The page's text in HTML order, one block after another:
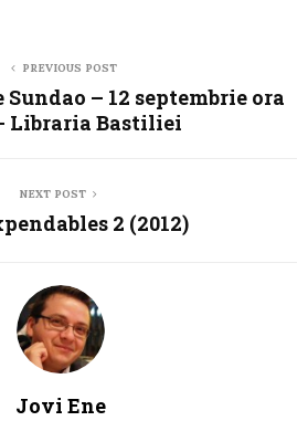
PREVIOUS POST
Sundao – 12 septembrie ora
Libraria Bastiliei
NEXT POST
2 (2012)
Jovi Ene